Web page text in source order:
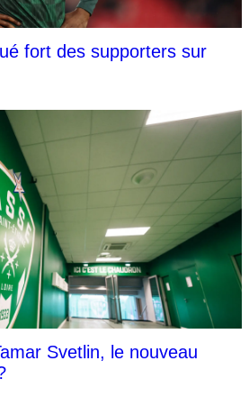
fort des supporters sur
Svetlin, le nouveau